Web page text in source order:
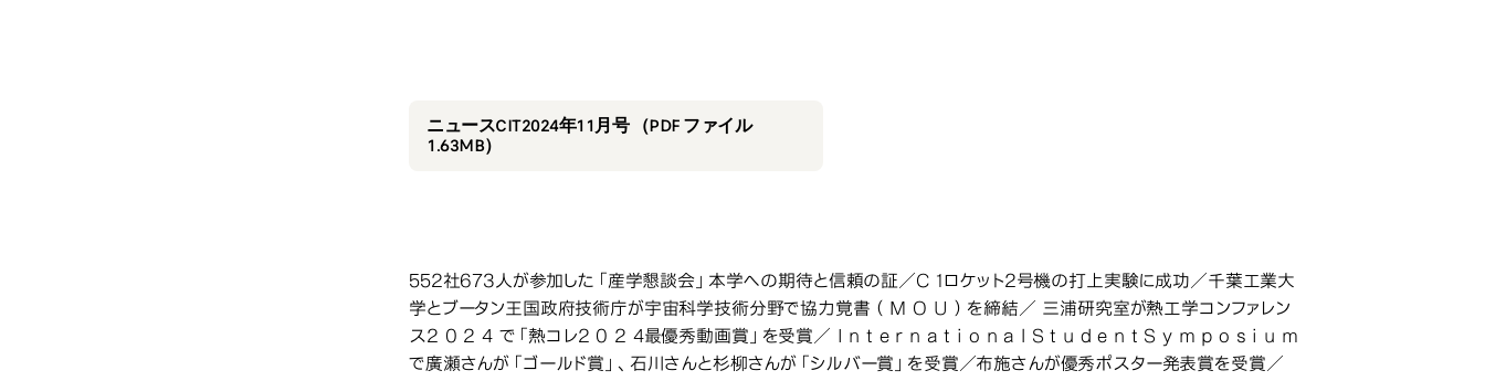
2024年11月号
ニュースCIT2024年11月号 （PDF ファイル
1.63MB）
552社673人が参加した「産学懇談会」本学への期待と信頼の証／C 1ロケット2号機の打上実験に成功／千葉工業大
学とブータン王国政府技術庁が宇宙科学技術分野で協力覚書（ M O U ）を締結／ 三浦研究室が熱工学コンファレン
ス2 0 2 4 で「熱コレ2 0 2 4最優秀動画賞」を受賞／ I n t e r n a t i o n a l S t u d e n t S y m p o s i u m
で廣瀬さんが「ゴールド賞」、石川さんと杉柳さんが「シルバー賞」を受賞／布施さんが優秀ポスター発表賞を受賞／